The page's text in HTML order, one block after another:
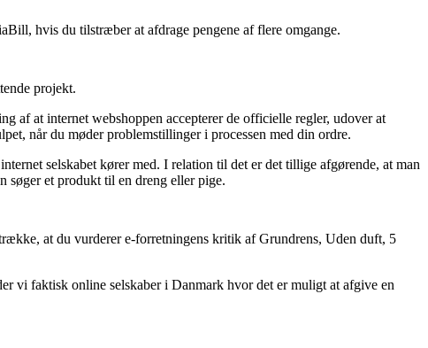
hvis du tilstræber at afdrage pengene af flere omgange.
projekt.
af at internet webshoppen accepterer de officielle regler, udover at
når du møder problemstillinger i processen med din ordre.
selskabet kører med. I relation til det er det tillige afgørende, at man
søger et produkt til en dreng eller pige.
at du vurderer e-forretningens kritik af Grundrens, Uden duft, 5
vi faktisk online selskaber i Danmark hvor det er muligt at afgive en